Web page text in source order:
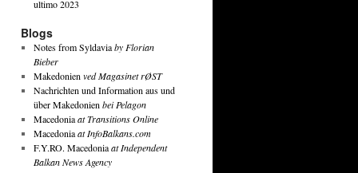
ultimo 2023
Blogs
Notes from Syldaviaby Florian
Bieber
Makedonien ved Magasinet rØST
Nachrichten und Information aus und
über Makedonien bei Pelagon
Macedoniaat Transitions Online
Macedoniaat InfoBalkans.com
F.Y.RO. Macedoniaat Independent
Balkan News Agency